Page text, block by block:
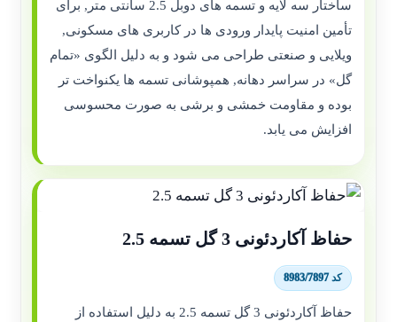
ساختار سه لایه و تسمه های دوبل 2.5 سانتی متر, برای
تأمین امنیت پایدار ورودی ها در کاربری های مسکونی,
ویلایی و صنعتی طراحی می شود و به دلیل الگوی «تمام
گل» در سراسر دهانه, همپوشانی تسمه ها یکنواخت تر
بوده و مقاومت خمشی و برشی به صورت محسوسی
افزایش می یابد.
حفاظ آکاردئونی 3 گل تسمه 2.5
کد 8983/7897
حفاظ آکاردئونی 3 گل تسمه 2.5 به دلیل استفاده از